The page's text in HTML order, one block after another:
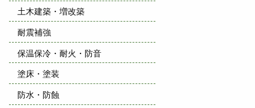
土木建築・増改築
耐震補強
保温保冷・耐火・防音
塗床・塗装
防水・防蝕